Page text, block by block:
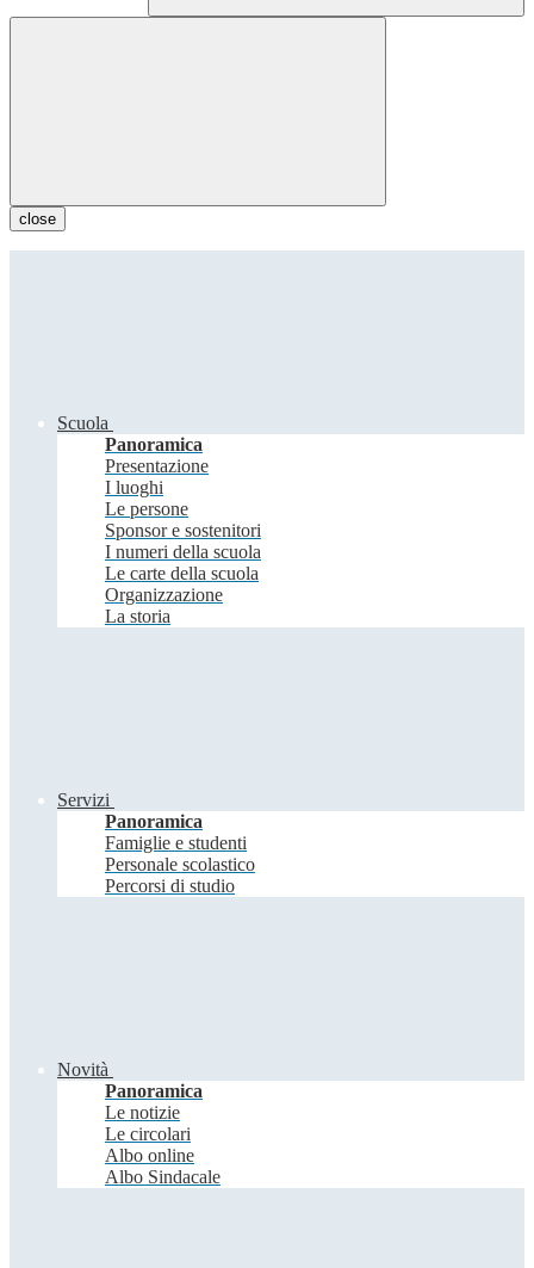
close
Scuola
Panoramica
Presentazione
I luoghi
Le persone
Sponsor e sostenitori
I numeri della scuola
Le carte della scuola
Organizzazione
La storia
Servizi
Panoramica
Famiglie e studenti
Personale scolastico
Percorsi di studio
Novità
Panoramica
Le notizie
Le circolari
Albo online
Albo Sindacale